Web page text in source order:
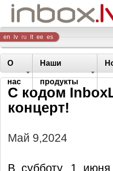
Inbox
Company
en lv ru lt ee es
О
нас
Наши
продукты
С кодом
концерт!
Май 9,2024
В субботу, 1